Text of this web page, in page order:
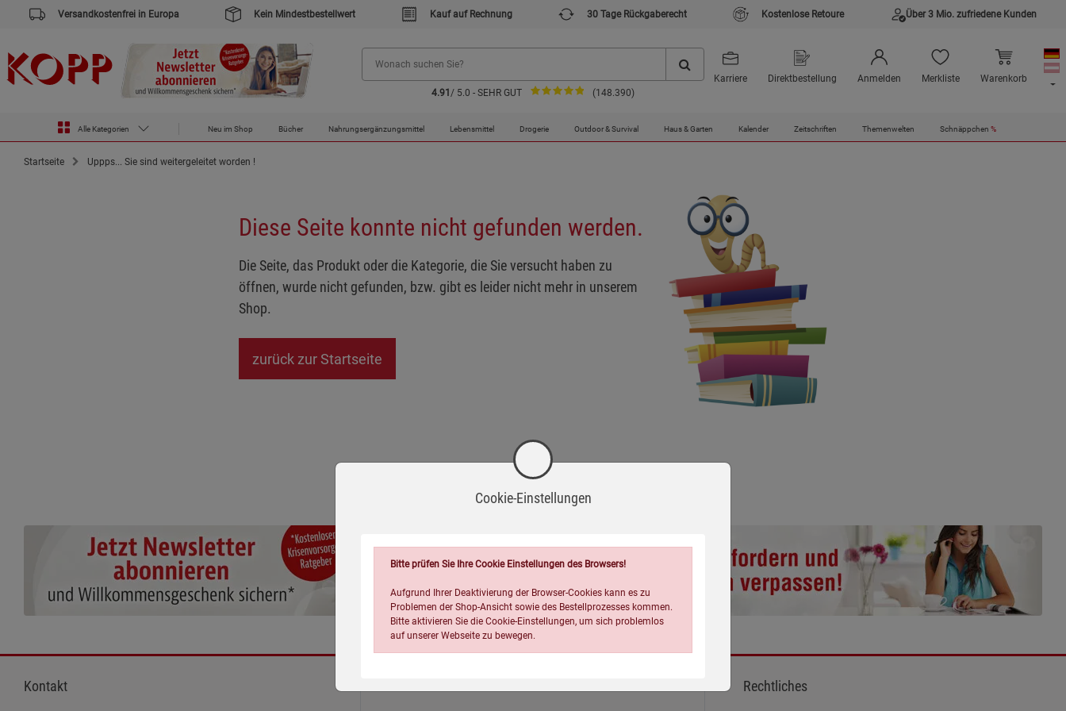
Versandkostenfrei in Europa Kein Mindestbestellwert Kauf auf Rechnung 30 Tage Rückgaberecht Kostenlose Retoure Über 3 Mio. zufriedene Kunden
4.91 / 5.0 - SEHR GUT (148.390)
Karriere Direktbestellung Anmelden Merkliste Warenkorb
Alle Kategorien Neu im Shop Bücher Nahrungsergänzungsmittel Lebensmittel Drogerie Outdoor & Survival Haus & Garten Kalender Zeitschriften Themenwelten Schnäppchen %
Startseite Uppps... Sie sind weitergeleitet worden !
Diese Seite konnte nicht gefunden werden.
Die Seite, das Produkt oder die Kategorie, die Sie versucht haben zu
öffnen, wurde nicht gefunden, bzw. gibt es leider nicht mehr in unserem
Shop.
zurück zur Startseite
Kontakt Rechtliches
Cookie-Einstellungen
Bitte prüfen Sie Ihre Cookie Einstellungen des Browsers!
Aufgrund Ihrer Deaktivierung der Browser-Cookies kann es zu
Problemen der Shop-Ansicht sowie des Bestellprozesses kommen.
Bitte aktivieren Sie die Cookie-Einstellungen, um sich problemlos
auf unserer Webseite zu bewegen.